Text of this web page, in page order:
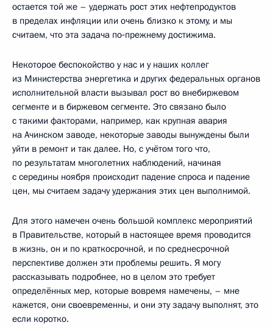
остается той же – удержать рост этих нефтепродуктов
в пределах инфляции или очень близко к этому, и мы
считаем, что эта задача по‑прежнему достижима.
Некоторое беспокойство у нас и у наших коллег
из Министерства энергетика и других федеральных органов
исполнительной власти вызывал рост во внебиржевом
сегменте и в биржевом сегменте. Это связано было
с такими факторами, например, как крупная авария
на Ачинском заводе, некоторые заводы вынуждены были
уйти в ремонт и так далее. Но, с учётом того что,
по результатам многолетних наблюдений, начиная
с середины ноября происходит падение спроса и падение
цен, мы считаем задачу удержания этих цен выполнимой.
Для этого намечен очень большой комплекс мероприятий
в Правительстве, который в настоящее время проводится
в жизнь, он и по краткосрочной, и по среднесрочной
перспективе должен эти проблемы решить. Я могу
рассказывать подробнее, но в целом это требует
определённых мер, которые вовремя намечены, – мне
кажется, они своевременны, и они эту задачу выполнят, это
если коротко.